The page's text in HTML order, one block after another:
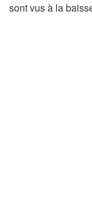
sont vus à la